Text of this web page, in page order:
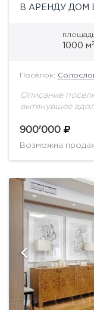
В АРЕНДУ ДОМ
1000 м2
Посёлок:
Описание
вытянувшее
элитных
комплекс
900'000
Возможна